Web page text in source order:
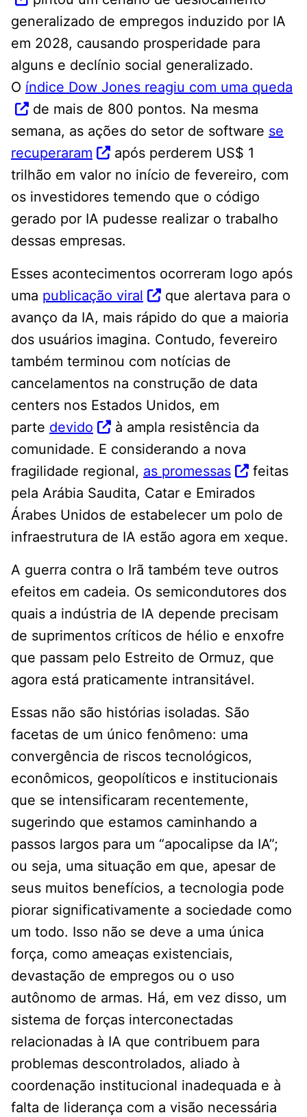
generalizado de empregos induzido por IA
em 2028, causando prosperidade para
alguns e declínio social generalizado.
O índice Dow Jones reagiu com uma queda
de mais de 800 pontos. Na mesma
semana, as ações do setor de software se
recuperaram
após perderem US$ 1
trilhão em valor no início de fevereiro, com
os investidores temendo que o código
gerado por IA pudesse realizar o trabalho
dessas empresas.
Esses acontecimentos ocorreram logo após
uma publicação viral
que alertava para o
avanço da IA, mais rápido do que a maioria
dos usuários imagina. Contudo, fevereiro
também terminou com notícias de
cancelamentos na construção de data
centers nos Estados Unidos, em
parte devido
à ampla resistência da
comunidade. E considerando a nova
fragilidade regional, as promessas
feitas
pela Arábia Saudita, Catar e Emirados
Árabes Unidos de estabelecer um polo de
infraestrutura de IA estão agora em xeque.
A guerra contra o Irã também teve outros
efeitos em cadeia. Os semicondutores dos
quais a indústria de IA depende precisam
de suprimentos críticos de hélio e enxofre
que passam pelo Estreito de Ormuz, que
agora está praticamente intransitável.
Essas não são histórias isoladas. São
facetas de um único fenômeno: uma
convergência de riscos tecnológicos,
econômicos, geopolíticos e institucionais
que se intensificaram recentemente,
sugerindo que estamos caminhando a
passos largos para um “apocalipse da IA”;
ou seja, uma situação em que, apesar de
seus muitos benefícios, a tecnologia pode
piorar significativamente a sociedade como
um todo. Isso não se deve a uma única
força, como ameaças existenciais,
devastação de empregos ou o uso
autônomo de armas. Há, em vez disso, um
sistema de forças interconectadas
relacionadas à IA que contribuem para
problemas descontrolados, aliado à
coordenação institucional inadequada e à
falta de liderança com a visão necessária